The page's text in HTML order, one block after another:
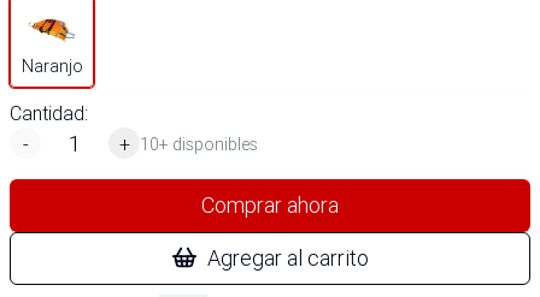
Naranjo
Cantidad:
-
+ 10+ disponibles
Comprar ahora
Agregar al carrito